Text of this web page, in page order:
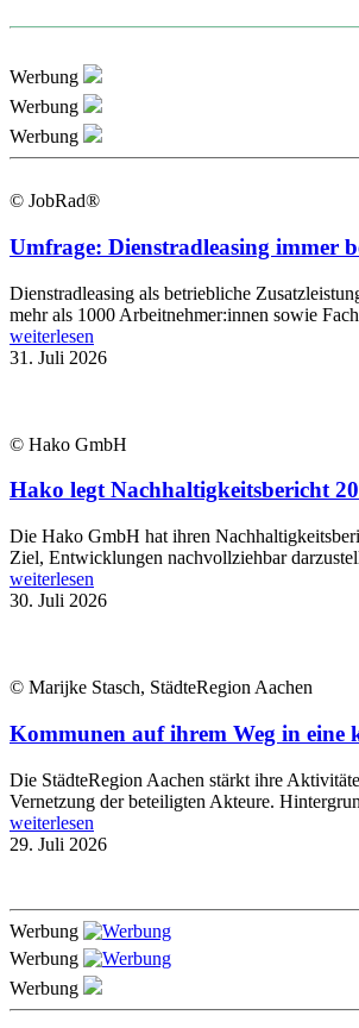
Werbung
Werbung
Werbung
© JobRad®
Umfrage: Dienstradleasing immer
Dienstradleasing als betriebliche
mehr als 1000 Arbeitnehmer:innen sowie
weiterlesen
31. Juli 2026
© Hako GmbH
Hako legt Nachhaltigkeitsbericht
Die Hako GmbH hat ihren
Ziel, Entwicklungen nachvollziehbar
weiterlesen
30. Juli 2026
© Marijke Stasch, StädteRegion Aachen
Kommunen auf ihrem Weg in
Die StädteRegion Aachen stärkt ihre
Vernetzung der beteiligten Akteure.
weiterlesen
29. Juli 2026
Werbung
Werbung
Werbung